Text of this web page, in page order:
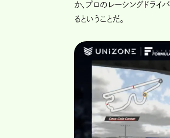
か、プロのレーシングドラ
るということだ。